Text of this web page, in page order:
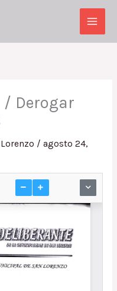
Main
/ Derogar
/ agosto 24,